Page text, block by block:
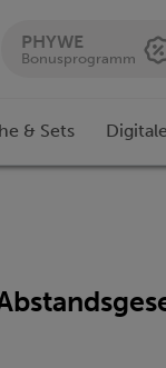
PHYWE
Bonusprogramm
& Sets